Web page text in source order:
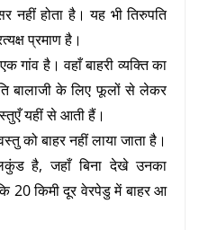
नहीं होता है। यह भी तिरुपति
प्रमाण है।
गांव है। वहाँ बाहरी व्यक्ति का
बालाजी के लिए फूलों से लेकर
यहीं से आती हैं।
को बाहर नहीं लाया जाता है।
है, जहाँ बिना देखे उनका
20 किमी दूर वेरपेडु में बाहर आ